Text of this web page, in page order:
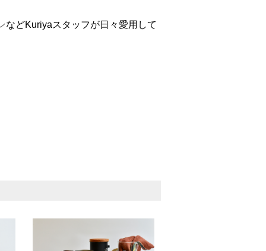
などKuriyaスタッフが日々愛用して